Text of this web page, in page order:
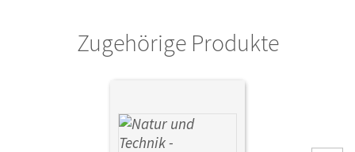
Zugehörige Produkte